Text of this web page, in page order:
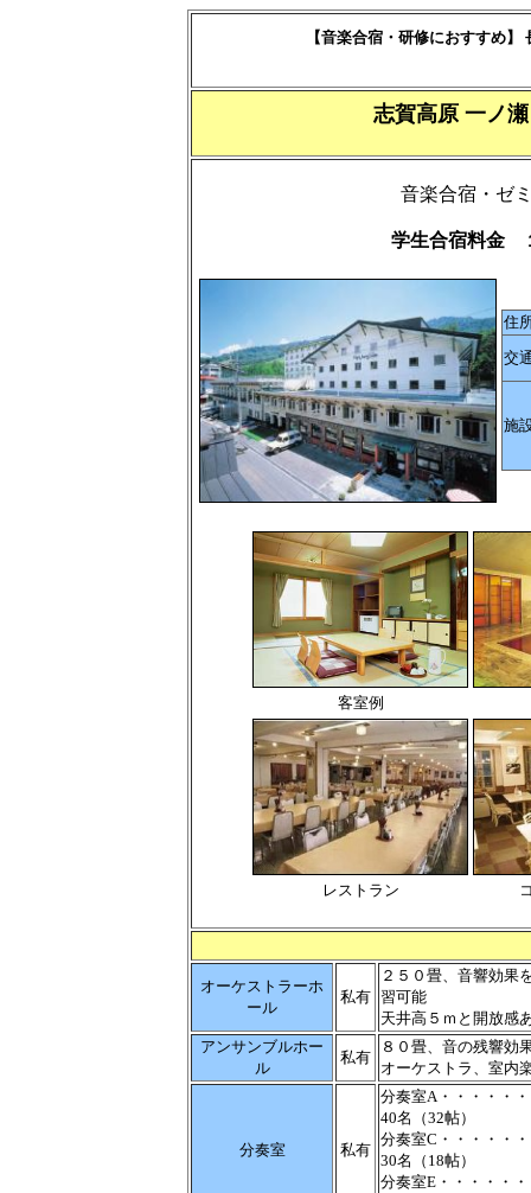
【音楽合宿・研修におすすめ
志賀高原 一ノ
音楽合宿・ゼ
学生合宿料金
住
交
施
客室例
レストラン
オーケストラーホ
ール
私有
２５０畳、音響効果
習可能
天井高５ｍと開放感
アンサンブルホー
ル
私有
８０畳、音の残響効
オーケストラ、室内
分奏室 私有
分奏室A・・・・・
40名（32帖）
分奏室C・・・・・
30名（18帖）
分奏室E・・・・・